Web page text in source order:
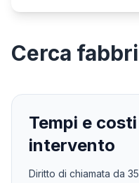
Cerca fabbri
Tempi e
intervento
Diritto di chiamata da 35